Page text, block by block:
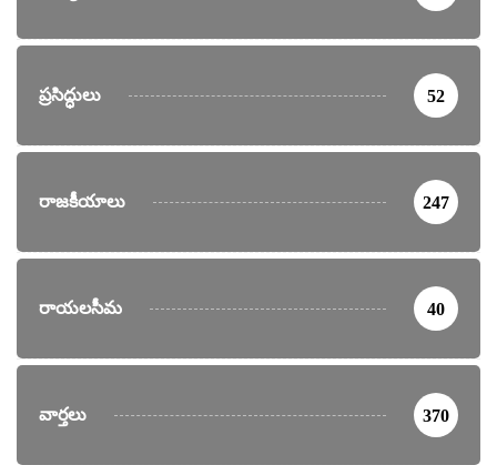
ప్రసిద్ధులు 52
రాజకీయాలు 247
రాయలసీమ 40
వార్తలు 370